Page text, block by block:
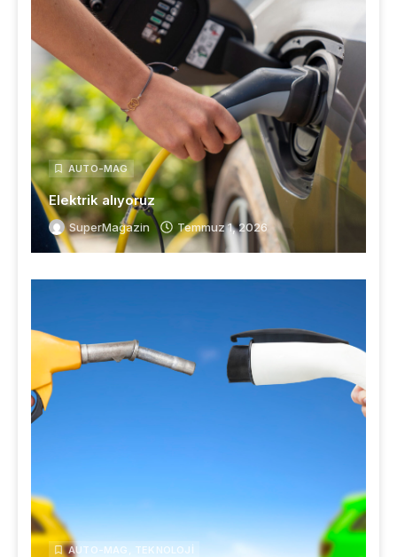
AUTO-MAG
Elektrik alıyoruz
SuperMagazin Temmuz 1, 2026
AUTO-MAG , TEKNOLOJI